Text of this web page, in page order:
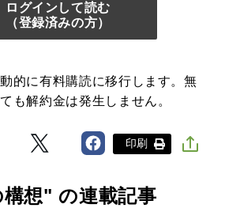
ログインして読む
（登録済みの方）
的に有料購読に移行します。無
も解約金は発生しません。
印刷
想" の連載記事